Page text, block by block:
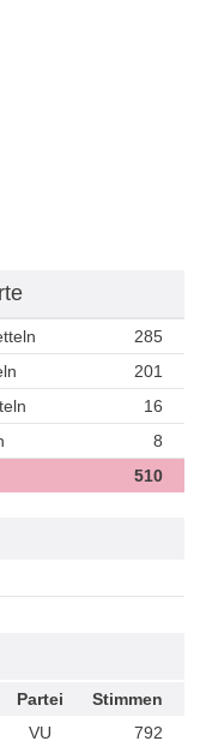
285
201
16
8
510
Partei
Stimmen
VU 792